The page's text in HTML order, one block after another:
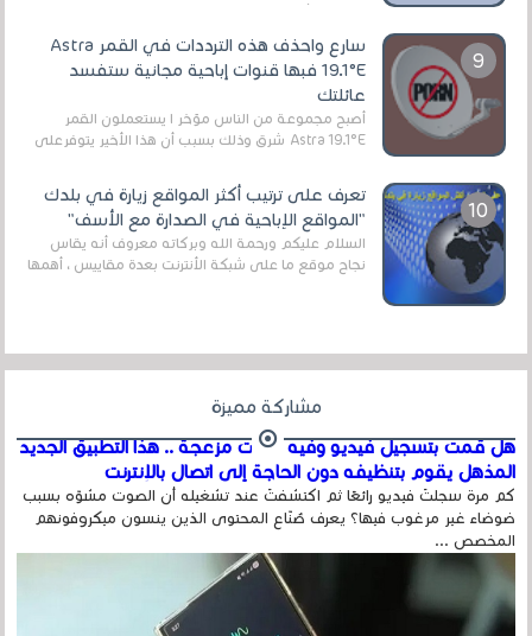
الرقمي الأرضي التقليدي، يُعدّ IPTV-org خيار...
سارع واحذف هذه الترددات في القمر Astra
19.1°E فبها قنوات إباحية مجانية ستفسد
عائلتك
أصبح مجموعة من الناس مؤخر ا يستعملون القمر
Astra 19.1°E شرق وذلك بسبب أن هذا الأخير يتوفرعلى
تعرف على ترتيب أكثر المواقع زيارة في بلدك
"المواقع الإباحية في الصدارة مع الأسف"
السلام عليكم ورحمة الله وبركاته معروف أنه يقاس
نجاح موقع ما على شبكة الأنترنت بعدة مقاييس ، أهمها
مشاركة مميزة
هل قمت بتسجيل فيديو وفيه أصوت مزعجة .. هذا التطبيق الجديد
المذهل يقوم بتنظيفه دون الحاجة إلى اتصال بالإنترنت
كم مرة سجلتَ فيديو رائعًا ثم اكتشفتَ عند تشغيله أن الصوت مشوّه بسبب
ضوضاء غير مرغوب فيها؟ يعرف صُنّاع المحتوى الذين ينسون ميكروفونهم
المخصص ...